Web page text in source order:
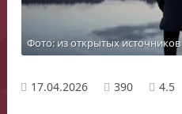
Фото: из открытых источников
17.04.2026 390 4.5